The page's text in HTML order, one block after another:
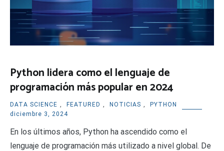
Python lidera como el lenguaje de
programación más popular en 2024
DATA SCIENCE , FEATURED , NOTICIAS ,
PYTHON
diciembre 3, 2024
En los últimos años, Python ha ascendido como el
lenguaje de programación más utilizado a nivel global. De